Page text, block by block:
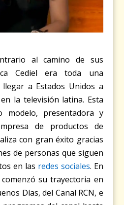
al camino de sus
Cediel era toda una
a Estados Unidos a
la televisión latina. Esta
modelo, presentadora y
de productos de
con gran éxito gracias
de personas que siguen
en las redes sociales. En
comenzó su trayectoria en
Días, del Canal RCN, e